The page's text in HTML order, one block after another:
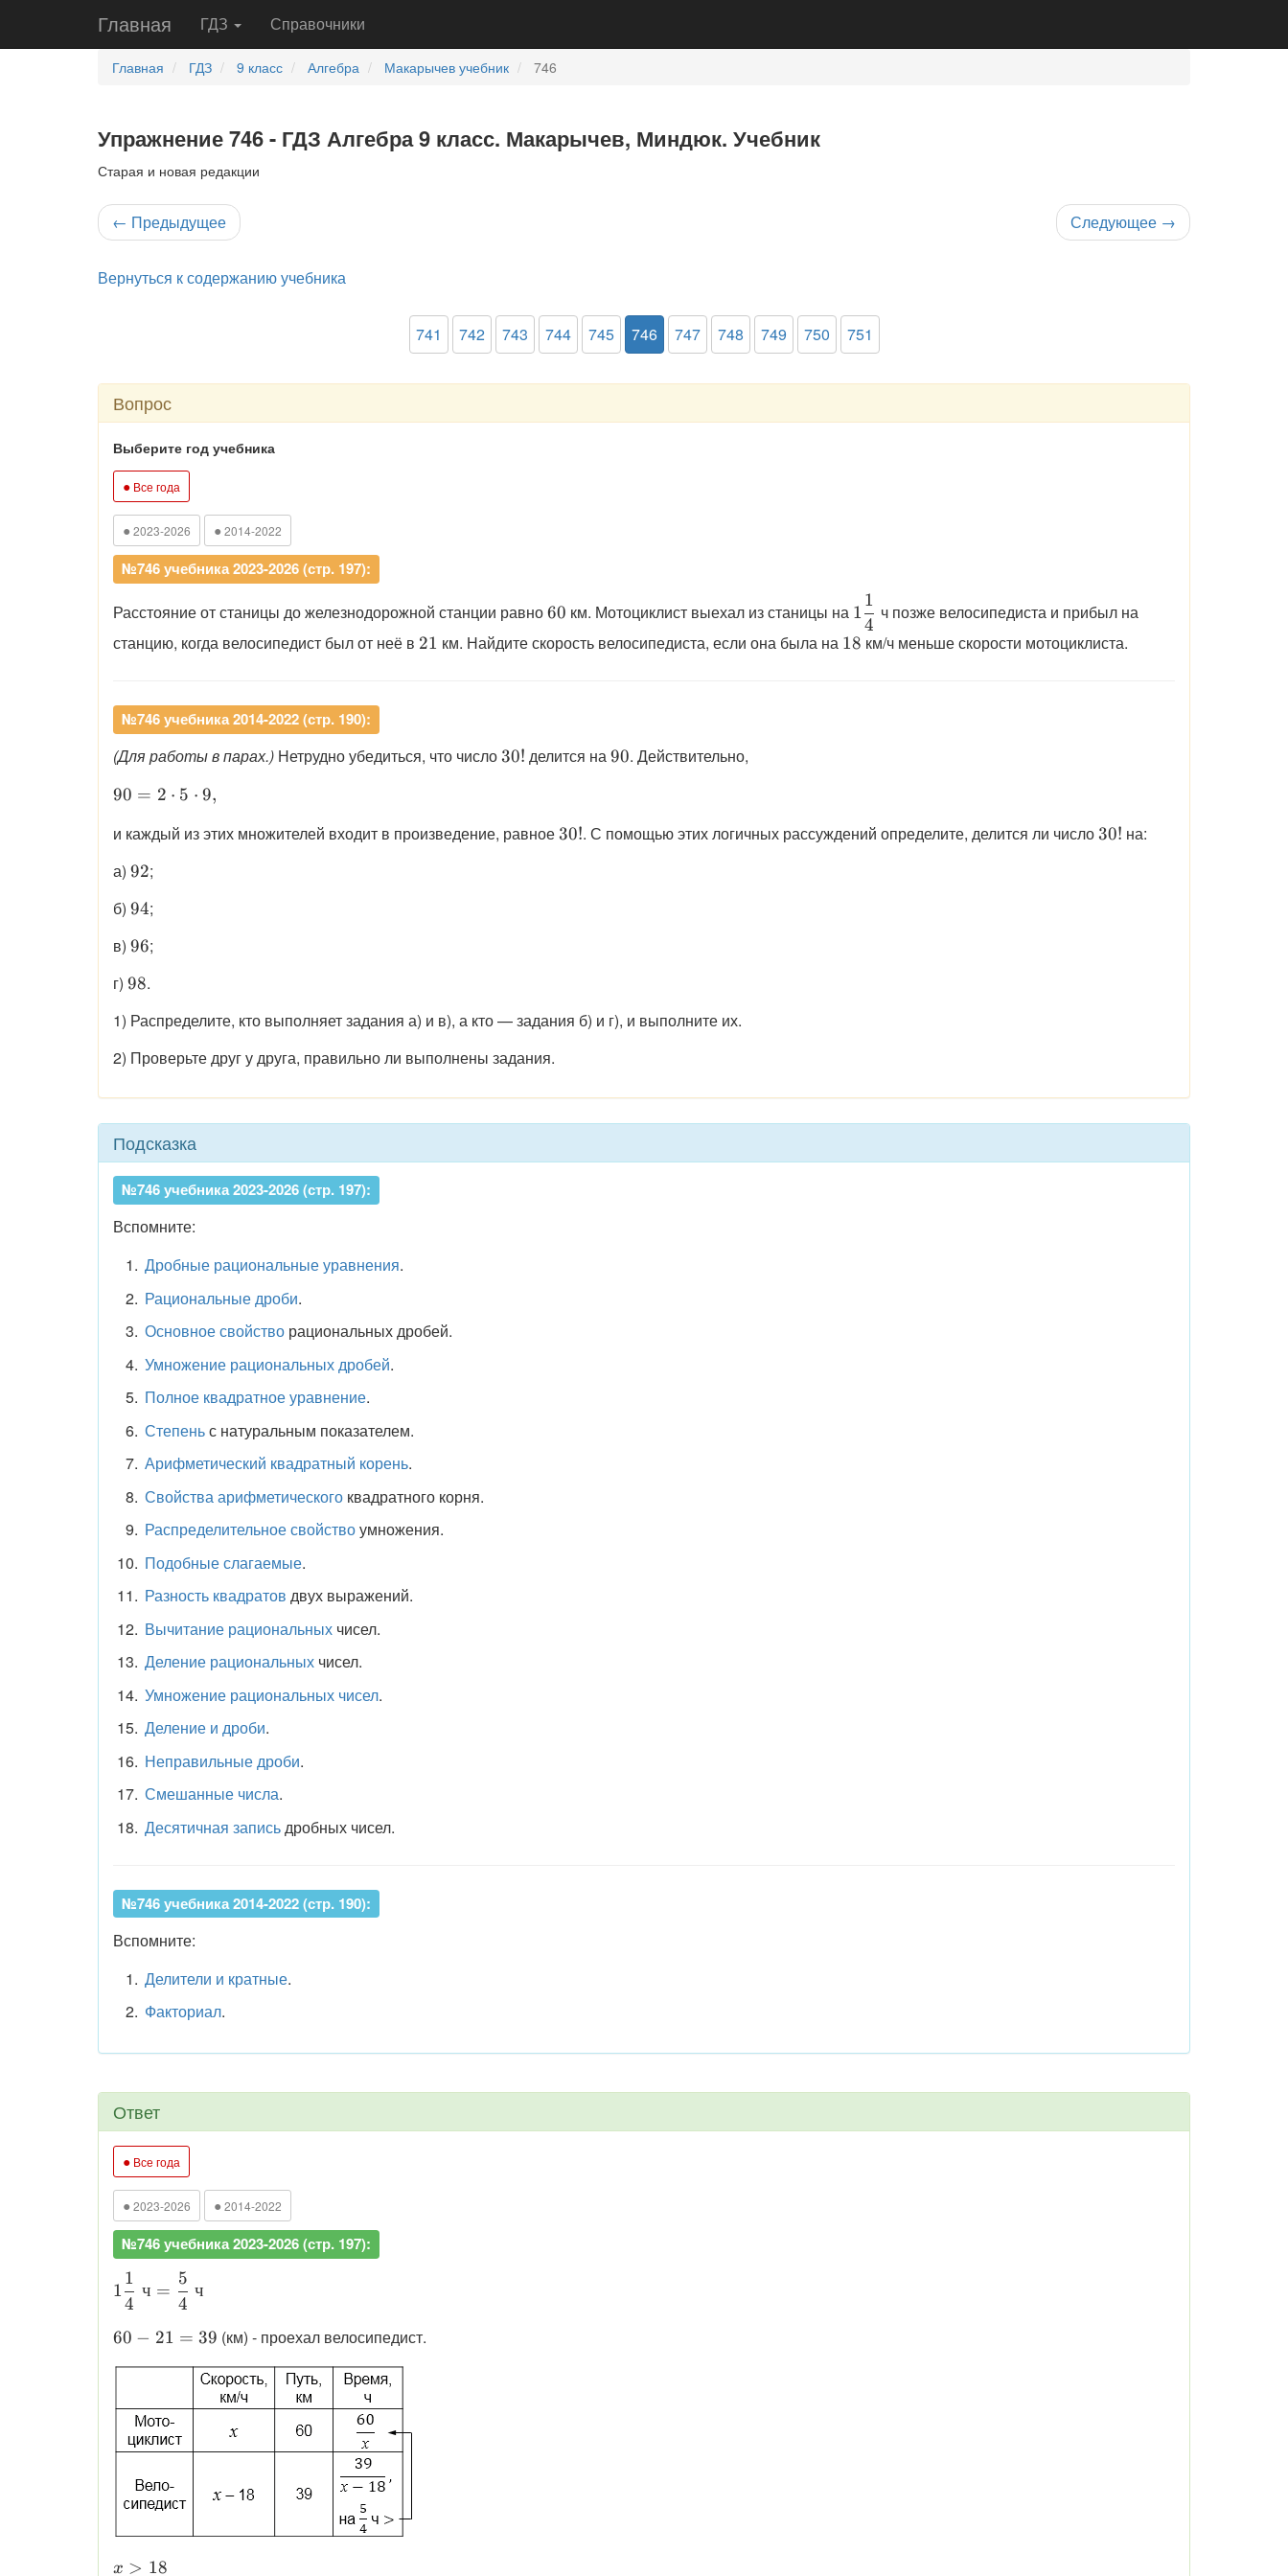
Главная ГДЗ Справочники
Главная ГДЗ 9 класс Алгебра Макарычев учебник 746
Упражнение 746 - ГДЗ Алгебра 9 класс. Макарычев, Миндюк. Учебник
Старая и новая редакции
← Предыдущее Следующее →
Вернуться к содержанию учебника
741 742 743 744 745 746 747 748 749 750 751
Вопрос
Выберите год учебника
● Все года
● 2023-2026 ● 2014-2022
№746 учебника 2023-2026 (стр. 197):
Расстояние от станицы до железнодорожной станции равно \displaystyle
60
60 км. Мотоциклист выехал из станицы на \displaystyle
1\dfrac{1}
{4}
1
4
1
ч позже велосипедиста и прибыл на
станцию, когда велосипедист был от неё в \displaystyle
21 км. Найдите скорость велосипедиста, если она была на \displaystyle
18 км/ч меньше скорости мотоциклиста.
№746 учебника 2014-2022 (стр. 190):
(Для работы в парах.) Нетрудно убедиться, что число\displaystyle
30! делится на\displaystyle
90. Действительно,
\displaystyle 90 = 2 \cdot 5 \cdot 9,
90 = 2 ⋅ 5 ⋅ 9,
и каждый из этих множителей входит в произведение, равное\displaystyle
30!. С помощью этих логичных рассуждений определите, делится ли число\displaystyle
30! на:
а) \displaystyle
92;
б) \displaystyle
94;
в) \displaystyle
96;
г) \displaystyle
98.
1) Распределите, кто выполняет задания а) и в), а кто — задания б) и г), и выполните их.
2) Проверьте друг у друга, правильно ли выполнены задания.
Подсказка
№746 учебника 2023-2026 (стр. 197):
Вспомните:
Дробные рациональные уравнения.
Рациональные дроби.
Основное свойстворациональных дробей.
Умножение рациональных дробей.
Полное квадратное уравнение.
Степеньс натуральным показателем.
Арифметический квадратный корень.
Свойства арифметическогоквадратного корня.
Распределительное свойствоумножения.
Подобные слагаемые.
Разность квадратов двух выражений.
Вычитание рациональныхчисел.
Деление рациональныхчисел.
Умножение рациональных чисел.
Деление и дроби.
Неправильные дроби.
Смешанные числа.
Десятичная записьдробных чисел.
№746 учебника 2014-2022 (стр. 190):
Вспомните:
Делители и кратные.
Факториал.
Ответ
● Все года
● 2023-2026 ● 2014-2022
№746 учебника 2023-2026 (стр. 197):
\displaystyle 1\dfrac{1}{4}\text{ ч}=\frac{5}{4}\text{ ч}
1
4
1
ч =
4
5
ч
\displaystyle
60 − 21 = 39 (км) - проехал велосипедист.
\displaystyle
x > 18